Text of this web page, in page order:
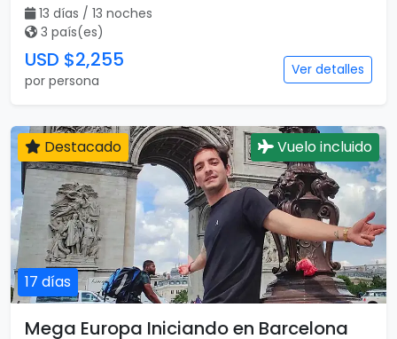
13 días / 13 noches
3 país(es)
USD $2,255
por persona
Ver detalles
17 días
Destacado Vuelo incluido
Mega Europa Iniciando en Barcelona